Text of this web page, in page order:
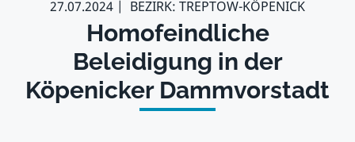
27.07.2024 BEZIRK: TREPTOW-KÖPENICK
Homofeindliche
Beleidigung in der
Köpenicker Dammvorstadt